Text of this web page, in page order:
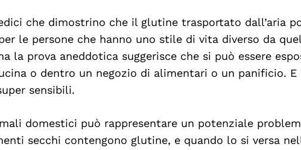
che dimostrino che il glutine trasportato dall’aria
le persone che hanno uno stile di vita diverso da
la prova aneddotica suggerisce che si può essere
o dentro un negozio di alimentari o un panificio. E
sensibili.
domestici può rappresentare un potenziale
secchi contengono glutine, e quando lo si versa